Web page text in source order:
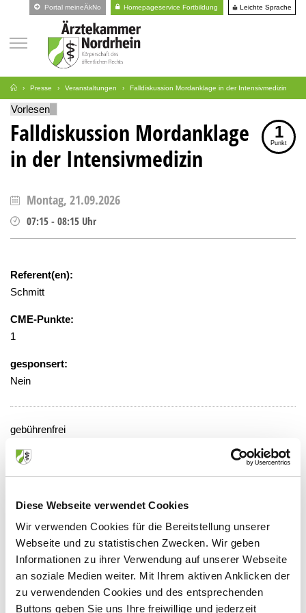
Diese Webseite verwendet Cookies
Wir verwenden Cookies für die Bereitstellung unserer
Webseite und zu statistischen Zwecken. Wir geben
Informationen zu ihrer Verwendung auf unserer Webseite
an soziale Medien weiter. Mit Ihrem aktiven Anklicken der
zu verwendenden Cookies und des entsprechenden
Buttons geben Sie uns Ihre freiwillige und jederzeit
Portal meineÄkNo Homepageservice Fortbildung Leichte Sprache
Presse Veranstaltungen Falldiskussion Mordanklage in der Intensivmedizin
Vorlesen
Falldiskussion Mordanklage
in der Intensivmedizin
1
Punkt
Montag, 21.09.2026
07:15 - 08:15 Uhr
Referent(en):
Schmitt
CME-Punkte:
1
gesponsert:
Nein
gebührenfrei
Veranstaltungsort:
Krankenhaus, Ebene 3, Konferenzraum
Wilhelm-Breckow-Allee 20, 51643
Gummersbach
Anbieter: